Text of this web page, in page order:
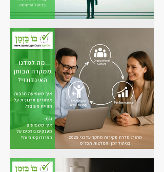
איך לצמצם את זמן ניהול המשימות
ולהשאיר יותר זמן לביצוען?